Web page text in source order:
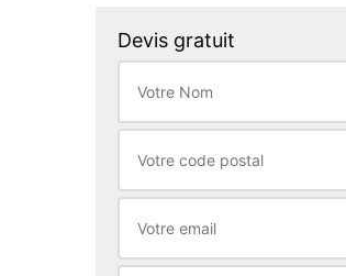
Devis gratuit